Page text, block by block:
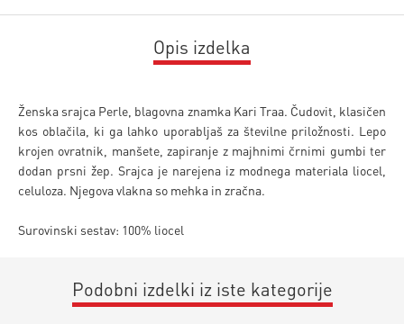
Opis izdelka
Ženska srajca Perle, blagovna znamka Kari Traa. Čudovit, klasičen
kos oblačila, ki ga lahko uporabljaš za številne priložnosti. Lepo
krojen ovratnik, manšete, zapiranje z majhnimi črnimi gumbi ter
dodan prsni žep. Srajca je narejena iz modnega materiala liocel,
celuloza. Njegova vlakna so mehka in zračna.
Surovinski sestav: 100% liocel
Podobni izdelki iz iste kategorije